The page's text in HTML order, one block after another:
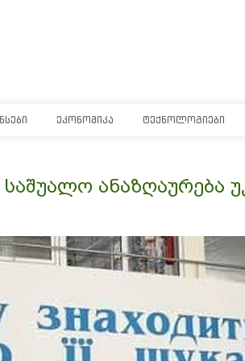
ᲔᲙᲝᲜᲝᲛᲘᲙᲐ ᲢᲔᲥᲜᲝᲚᲝᲒᲘᲔᲑᲘ
ანაზღაურება